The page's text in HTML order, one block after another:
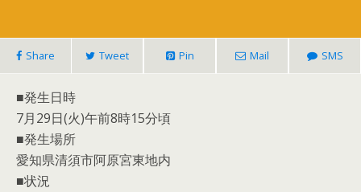
Share Tweet Pin Mail SMS
■発生日時
7月29日(火)午前8時15分頃
■発生場所
愛知県清須市阿原宮東地内
■状況